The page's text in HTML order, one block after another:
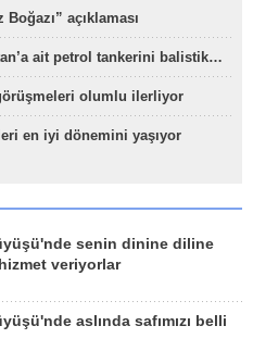
açıklaması
ait petrol tankerini balistik…
olumlu ilerliyor
en iyi dönemini yaşıyor
senin dinine diline
veriyorlar
aslında safımızı belli